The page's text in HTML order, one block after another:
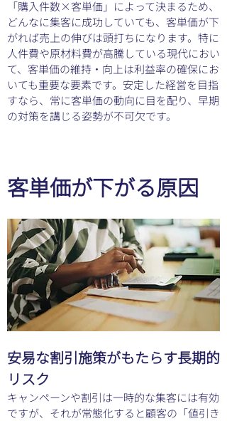
「購入件数×客単価」によって決まるため、
どんなに集客に成功していても、客単価が下
がれば売上の伸びは頭打ちになります。特に
人件費や原材料費が高騰している現代におい
て、客単価の維持・向上は利益率の確保にお
いても重要な要素です。安定した経営を目指
すなら、常に客単価の動向に目を配り、早期
の対策を講じる姿勢が不可欠です。
客単価が下がる原因
安易な割引施策がもたらす長期的
リスク
キャンペーンや割引は一時的な集客には有効
ですが、それが常態化すると顧客の「値引き